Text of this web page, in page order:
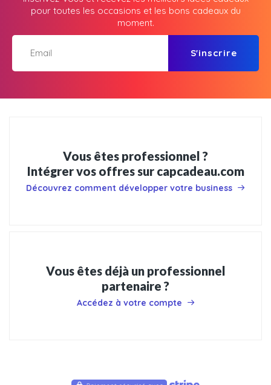
pour toutes les occasions et les bons cadeaux du
moment.
S'inscrire
Vous êtes professionnel ?
Intégrer vos offres sur capcadeau.com
Découvrez comment développer votre business
Vous êtes déjà un professionnel
partenaire ?
Accédez à votre compte